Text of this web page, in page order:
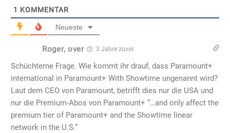
1 KOMMENTAR
Neueste
Roger, over 3 Jahre zuvor
Schüchterne Frage. Wie kommt ihr drauf, dass Paramount+
international in Paramount+ With Showtime ungenannt wird?
Laut dem CEO von Paramount, betrifft dies nur die USA und
nur die Premium-Abos von Paramount+ “…and only affect the
premium tier of Paramount+ and the Showtime linear
network in the U.S.”